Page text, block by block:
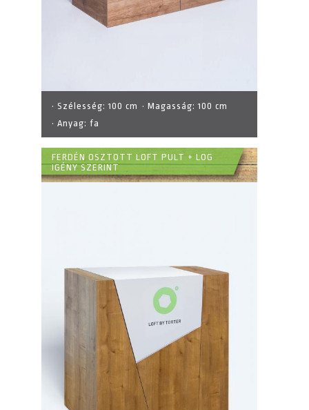
· Szélesség:100 cm · Magasság:100 cm
· Anyag: fa
FERDÉN OSZTOTT LOFT PULT + LOG
IGÉNY SZERINT